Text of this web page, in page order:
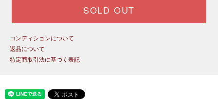
SOLD OUT
コンディションについて
返品について
特定商取引法に基づく表記